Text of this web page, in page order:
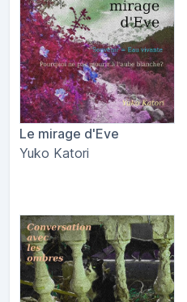
Le mirage d'Eve
Yuko Katori